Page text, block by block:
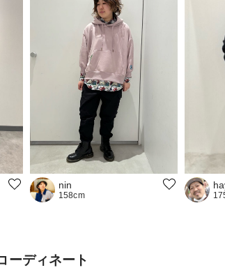
nin
158cm
ーディネート